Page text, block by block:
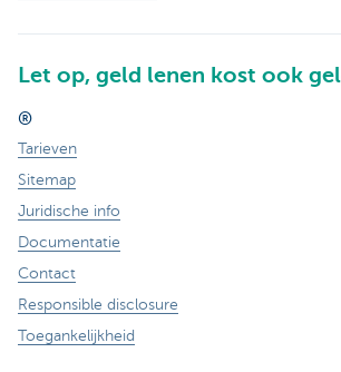
Let op, geld lenen kost ook
®
Tarieven
Sitemap
Juridische info
Documentatie
Contact
Responsible disclosure
Toegankelijkheid